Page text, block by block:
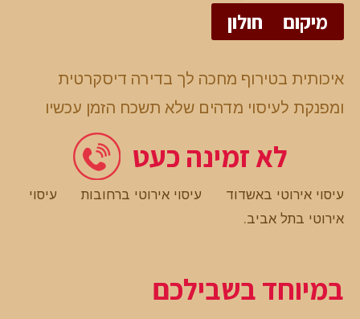
מיקום
חולון
איכותית בטירוף מחכה לך בדירה דיסקרטית
ומפנקת לעיסוי מדהים שלא תשכח הזמן עכשיו
לא זמינה כעט
עיסוי אירוטי באשדוד עיסוי אירוטי ברחובות
עיסוי
אירוטי בתל אביב.
במיוחד בשבילכם